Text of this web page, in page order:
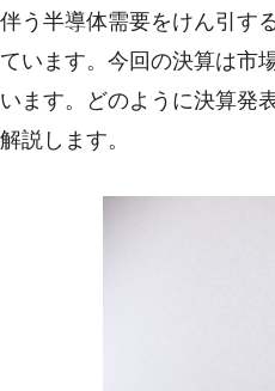
伴う半導体需要をけん引す
ています。今回の決算は市
います。どのように決算発
解説します。